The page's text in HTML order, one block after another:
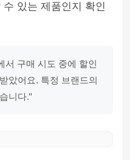
있는 제품인지 확인
서 구매 시도 중에 할인
았어요. 특정 브랜드의
니다."